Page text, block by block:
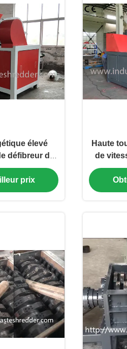
élevé
défibreur de
cadre de
prix
Haute
de